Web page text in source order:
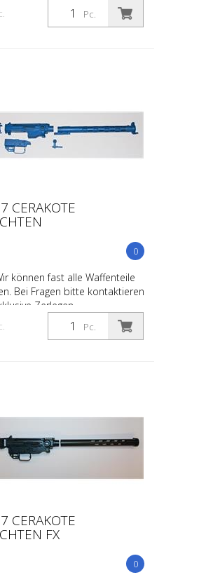
Pc.
CERAKOTE
0
können fast alle Waffenteile
Bei Fragen bitte kontaktieren
Zerlegen
Pc.
CERAKOTE
FX
0